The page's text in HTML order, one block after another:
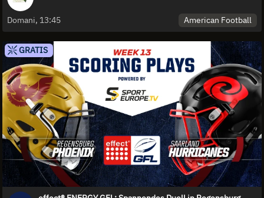
Domani, 13:45 American Football
GRATIS